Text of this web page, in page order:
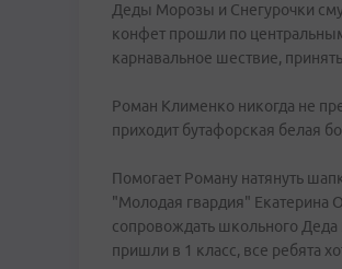
Деды Морозы и Снегурочки
конфет прошли по
карнавальное шествие,
Роман Клименко никогда не
приходит бутафорская белая
Помогает Роману натянуть
"Молодая гвардия" Екатерина
сопровождать школьного
пришли в 1 класс, все ребята